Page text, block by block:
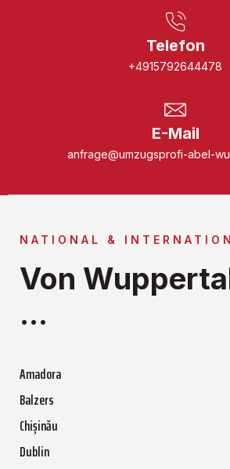
Telefon
+4915792644478
E-Mail
anfrage@umzugsprofi-abel-
NATIONAL &
Von
...
Amadora
Balzers
Chișinău
Dublin